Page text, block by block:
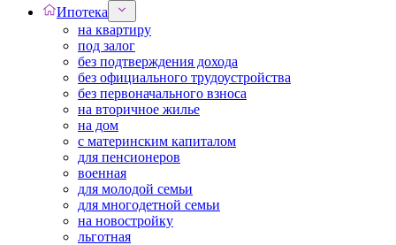
Ипотека
на квартиру
под залог
без подтверждения дохода
без официального трудоустройства
без первоначального взноса
на вторичное жилье
на дом
с материнским капиталом
для пенсионеров
военная
для молодой семьи
для многодетной семьи
на новостройку
льготная